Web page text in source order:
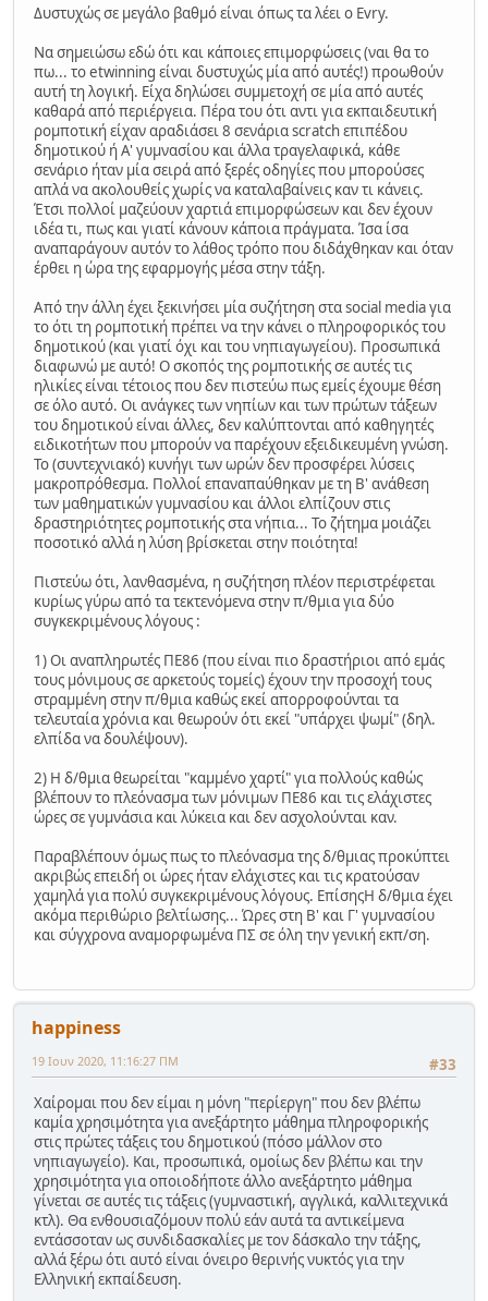
Δυστυχώς σε μεγάλο βαθμό είναι όπως τα λέει ο Evry.
Να σημειώσω εδώ ότι και κάποιες επιμορφώσεις (ναι θα το
πω... το etwinning είναι δυστυχώς μία από αυτές!) προωθούν
αυτή τη λογική. Είχα δηλώσει συμμετοχή σε μία από αυτές
καθαρά από περιέργεια. Πέρα του ότι αντι για εκπαιδευτική
ρομποτική είχαν αραδιάσει 8 σενάρια scratch επιπέδου
δημοτικού ή Α' γυμνασίου και άλλα τραγελαφικά, κάθε
σενάριο ήταν μία σειρά από ξερές οδηγίες που μπορούσες
απλά να ακολουθείς χωρίς να καταλαβαίνεις καν τι κάνεις.
Έτσι πολλοί μαζεύουν χαρτιά επιμορφώσεων και δεν έχουν
ιδέα τι, πως και γιατί κάνουν κάποια πράγματα. Ίσα ίσα
αναπαράγουν αυτόν το λάθος τρόπο που διδάχθηκαν και όταν
έρθει η ώρα της εφαρμογής μέσα στην τάξη.
Από την άλλη έχει ξεκινήσει μία συζήτηση στα social media για
το ότι τη ρομποτική πρέπει να την κάνει ο πληροφορικός του
δημοτικού (και γιατί όχι και του νηπιαγωγείου). Προσωπικά
διαφωνώ με αυτό! Ο σκοπός της ρομποτικής σε αυτές τις
ηλικίες είναι τέτοιος που δεν πιστεύω πως εμείς έχουμε θέση
σε όλο αυτό. Οι ανάγκες των νηπίων και των πρώτων τάξεων
του δημοτικού είναι άλλες, δεν καλύπτονται από καθηγητές
ειδικοτήτων που μπορούν να παρέχουν εξειδικευμένη γνώση.
Το (συντεχνιακό) κυνήγι των ωρών δεν προσφέρει λύσεις
μακροπρόθεσμα. Πολλοί επαναπαύθηκαν με τη Β' ανάθεση
των μαθηματικών γυμνασίου και άλλοι ελπίζουν στις
δραστηριότητες ρομποτικής στα νήπια... Το ζήτημα μοιάζει
ποσοτικό αλλά η λύση βρίσκεται στην ποιότητα!
Πιστεύω ότι, λανθασμένα, η συζήτηση πλέον περιστρέφεται
κυρίως γύρω από τα τεκτενόμενα στην π/θμια για δύο
συγκεκριμένους λόγους :
1) Οι αναπληρωτές ΠΕ86 (που είναι πιο δραστήριοι από εμάς
τους μόνιμους σε αρκετούς τομείς) έχουν την προσοχή τους
στραμμένη στην π/θμια καθώς εκεί απορροφούνται τα
τελευταία χρόνια και θεωρούν ότι εκεί "υπάρχει ψωμί" (δηλ.
ελπίδα να δουλέψουν).
2) Η δ/θμια θεωρείται "καμμένο χαρτί" για πολλούς καθώς
βλέπουν το πλεόνασμα των μόνιμων ΠΕ86 και τις ελάχιστες
ώρες σε γυμνάσια και λύκεια και δεν ασχολούνται καν.
Παραβλέπουν όμως πως το πλεόνασμα της δ/θμιας προκύπτει
ακριβώς επειδή οι ώρες ήταν ελάχιστες και τις κρατούσαν
χαμηλά για πολύ συγκεκριμένους λόγους. ΕπίσηςΗ δ/θμια έχει
ακόμα περιθώριο βελτίωσης... Ώρες στη Β' και Γ' γυμνασίου
και σύγχρονα αναμορφωμένα ΠΣ σε όλη την γενική εκπ/ση.
happiness
#33
19 Ιουν 2020, 11:16:27 ΠΜ
Χαίρομαι που δεν είμαι η μόνη "περίεργη" που δεν βλέπω
καμία χρησιμότητα για ανεξάρτητο μάθημα πληροφορικής
στις πρώτες τάξεις του δημοτικού (πόσο μάλλον στο
νηπιαγωγείο). Και, προσωπικά, ομοίως δεν βλέπω και την
χρησιμότητα για οποιοδήποτε άλλο ανεξάρτητο μάθημα
γίνεται σε αυτές τις τάξεις (γυμναστική, αγγλικά, καλλιτεχνικά
κτλ). Θα ενθουσιαζόμουν πολύ εάν αυτά τα αντικείμενα
εντάσσοταν ως συνδιδασκαλίες με τον δάσκαλο την τάξης,
αλλά ξέρω ότι αυτό είναι όνειρο θερινής νυκτός για την
Ελληνική εκπαίδευση.